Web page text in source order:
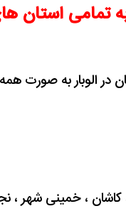
تمامی استان
در الوبار به صورت
، خمینی شهر ،